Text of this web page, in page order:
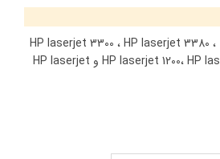
دستگاه های سازگار با کارتریج: HP laserjet 3300 ، HP laserjet 3380 ،
HP laserjet 1200، HP laserjet 1005 ، HP laserjet1200 و HP laserjet